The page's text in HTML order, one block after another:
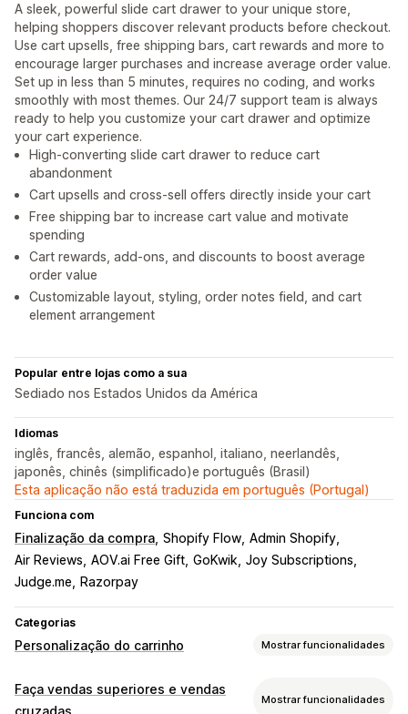
A sleek, powerful slide cart drawer to your unique store,
helping shoppers discover relevant products before checkout.
Use cart upsells, free shipping bars, cart rewards and more to
encourage larger purchases and increase average order value.
Set up in less than 5 minutes, requires no coding, and works
smoothly with most themes. Our 24/7 support team is always
ready to help you customize your cart drawer and optimize
your cart experience.
High-converting slide cart drawer to reduce cart
abandonment
Cart upsells and cross-sell offers directly inside your cart
Free shipping bar to increase cart value and motivate
spending
Cart rewards, add-ons, and discounts to boost average
order value
Customizable layout, styling, order notes field, and cart
element arrangement
Popular entre lojas como a sua
Sediado nos Estados Unidos da América
Idiomas
inglês, francês, alemão, espanhol, italiano, neerlandês,
japonês, chinês (simplificado)e português (Brasil)
Esta aplicação não está traduzida em português (Portugal)
Funciona com
Finalização da compra Shopify Flow Admin Shopify
Air Reviews AOV.ai Free Gift GoKwik Joy Subscriptions
Judge.me
Razorpay
Categorias
Personalização do carrinho Mostrar funcionalidades
Apresentação do carrinho
Anúncios
Faça vendas superiores e vendas
Mostrar funcionalidades